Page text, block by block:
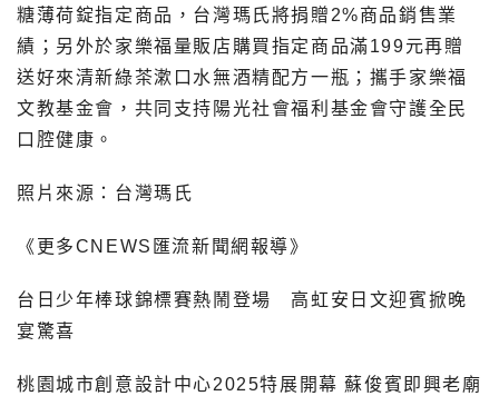
糖薄荷錠指定商品，台灣瑪氏將捐贈2%商品銷售業
績；另外於家樂福量販店購買指定商品滿199元再贈
送好來清新綠茶漱口水無酒精配方一瓶；攜手家樂福
文教基金會，共同支持陽光社會福利基金會守護全民
口腔健康。
照片來源： 台灣瑪氏
《更多CNEWS匯流新聞網報導》
台日少年棒球錦標賽熱鬧登場 高虹安日文迎賓掀晚
宴驚喜
桃園城市創意設計中心2025特展開幕 蘇俊賓即興老廟